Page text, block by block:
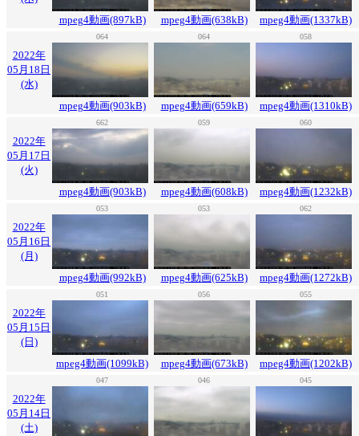
mpeg4動画(897kB)
mpeg4動画(638kB) mpeg4動画(1337kB)
064 064 058
2022年
05月18日
(水)
mpeg4動画(903kB)
mpeg4動画(659kB) mpeg4動画(1310kB)
662 059 060
2022年
05月17日
(火)
mpeg4動画(903kB)
mpeg4動画(608kB) mpeg4動画(1232kB)
053 053 062
2022年
05月16日
(月)
mpeg4動画(992kB)
mpeg4動画(625kB) mpeg4動画(1272kB)
051 056 055
2022年
05月15日
(日)
mpeg4動画(1099kB)
mpeg4動画(673kB) mpeg4動画(1202kB)
047 046 045
2022年
05月14日
(土)